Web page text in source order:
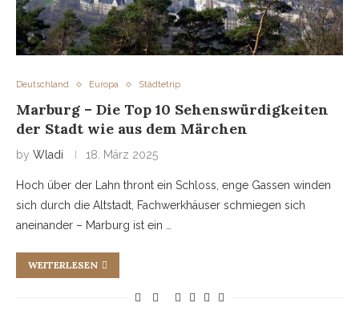
Deutschland Europa Städtetrip
Marburg – Die Top 10 Sehenswürdigkeiten
der Stadt wie aus dem Märchen
by Wladi 18. März 2025
Hoch über der Lahn thront ein Schloss, enge Gassen winden
sich durch die Altstadt, Fachwerkhäuser schmiegen sich
aneinander – Marburg ist ein …
WEITERLESEN